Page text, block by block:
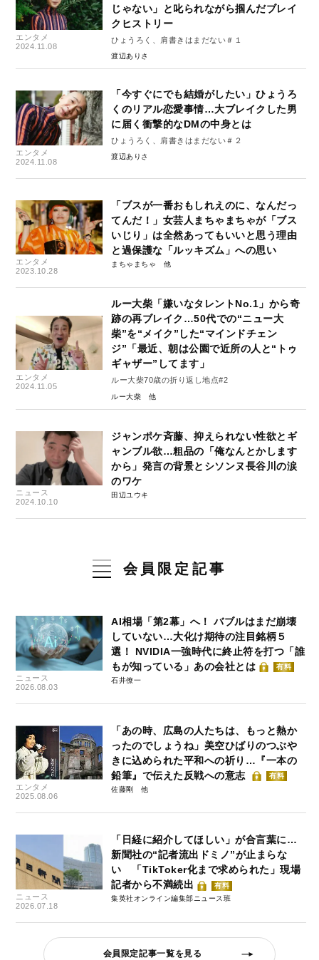
エンタメ
2024.11.08
じゃない」と叱られながら掴んだブレイ
クヒストリー
ひょうろく、肩書きはまだない＃１
渡辺ありさ
エンタメ
2024.11.08
「今すぐにでも結婚がしたい」ひょうろ
くのリアル恋愛事情…大ブレイクした男
に届く衝撃的なDMの中身とは
ひょうろく、肩書きはまだない＃２
渡辺ありさ
エンタメ
2023.10.28
「ブスが一番おもしれえのに、なんだっ
てんだ！」女芸人まちゃまちゃが「ブス
いじり」は全然あってもいいと思う理由
と過保護な「ルッキズム」への思い
まちゃまちゃ
エンタメ
2024.11.05
ルー大柴「嫌いなタレントNo.1」から奇
跡の再ブレイク…50代での“ニュー大
柴”を“メイク”した“マインドチェン
ジ”「最近、朝は公園で近所の人と“トゥ
ギャザー”してます」
ルー大柴70歳の折り返し地点#2
ルー大柴
ニュース
2024.10.10
ジャンポケ斉藤、抑えられない性欲とギ
ャンブル欲…粗品の「俺なんとかします
から」発言の背景とシソンヌ長谷川の涙
のワケ
田辺ユウキ
会員限定記事
ニュース
2026.08.03
AI相場「第2幕」へ！ バブルはまだ崩壊
していない…大化け期待の注目銘柄５
選！ NVIDIA一強時代に終止符を打つ「誰
もが知っている」あの会社とは
有料
石井僚一
エンタメ
2025.08.06
「あの時、広島の人たちは、もっと熱か
ったのでしょうね」美空ひばりのつぶや
きに込められた平和への祈り…『一本の
鉛筆』で伝えた反戦への意志
有料
佐藤剛
ニュース
2026.07.18
「日経に紹介してほしい」が合言葉に…
新聞社の“記者流出ドミノ”が止まらな
い 「TikToker化まで求められた」現場
記者から不満続出
有料
集英社オンライン編集部ニュース班
会員限定記事一覧を見る